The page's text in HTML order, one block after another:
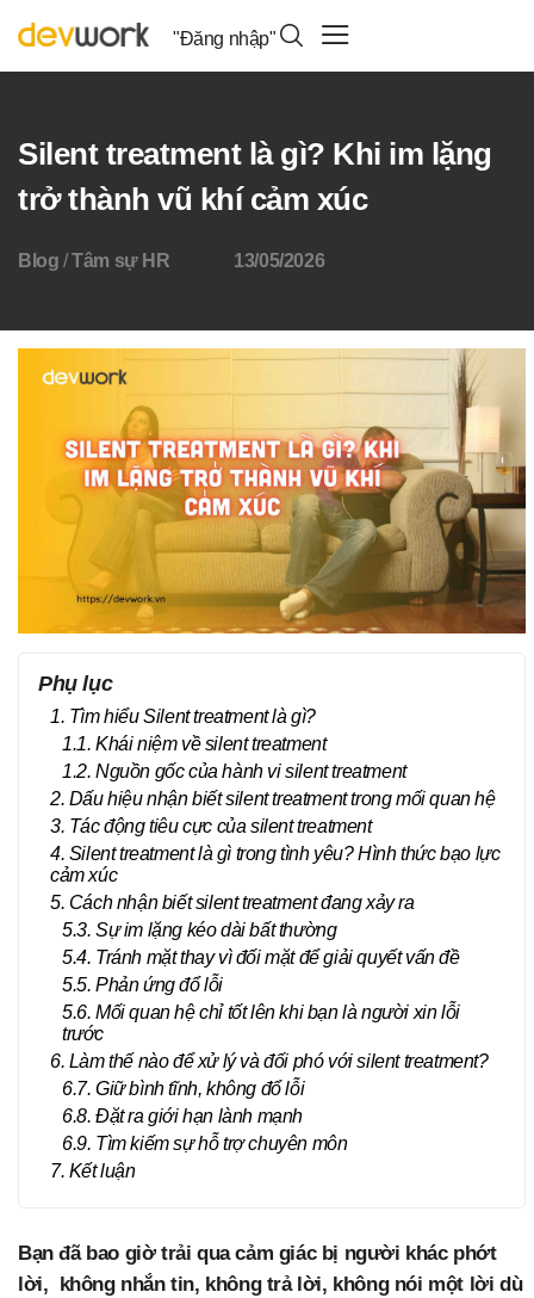
"Đăng nhập"
Silent treatment là gì? Khi im lặng
trở thành vũ khí cảm xúc
Blog / Tâm sự HR 13/05/2026
Phụ lục
1. Tìm hiểu Silent treatment là gì?
1.1. Khái niệm về silent treatment
1.2. Nguồn gốc của hành vi silent treatment
2. Dấu hiệu nhận biết silent treatment trong mối quan hệ
3. Tác động tiêu cực của silent treatment
4. Silent treatment là gì trong tình yêu? Hình thức bạo lực
cảm xúc
5. Cách nhận biết silent treatment đang xảy ra
5.3. Sự im lặng kéo dài bất thường
5.4. Tránh mặt thay vì đối mặt để giải quyết vấn đề
5.5. Phản ứng đổ lỗi
5.6. Mối quan hệ chỉ tốt lên khi bạn là người xin lỗi
trước
6. Làm thế nào để xử lý và đối phó với silent treatment?
6.7. Giữ bình tĩnh, không đổ lỗi
6.8. Đặt ra giới hạn lành mạnh
6.9. Tìm kiếm sự hỗ trợ chuyên môn
7. Kết luận
Bạn đã bao giờ trải qua cảm giác bị người khác phớt
lời, không nhắn tin, không trả lời, không nói một lời dù